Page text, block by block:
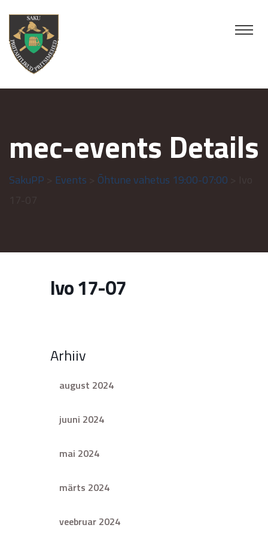
mec-events Details
SakuPP Events Õhtune vahetus 19:00-07:00
Ivo 17-07
Arhiiv
august 2024
juuni 2024
mai 2024
märts 2024
veebruar 2024